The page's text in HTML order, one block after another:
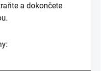
a dokončete